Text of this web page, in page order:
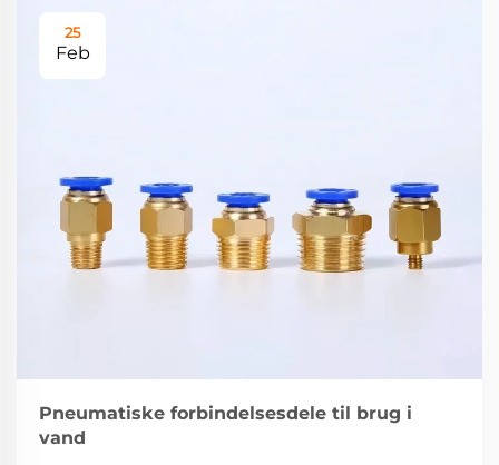
25
Feb
Pneumatiske forbindelsesdele til brug i
vand